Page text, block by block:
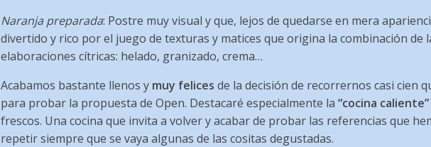
Naranja preparada: Postre muy visual y que, lejos de quedarse en mera
divertido y rico por el juego de texturas y matices que origina la combinación de
elaboraciones cítricas: helado, granizado, crema…
Acabamos bastante llenos y muy felices de la decisión de recorrernos casi cien
para probar la propuesta de Open. Destacaré especialmente la “cocina caliente”
frescos. Una cocina que invita a volver y acabar de probar las referencias que
repetir siempre que se vaya algunas de las cositas degustadas.